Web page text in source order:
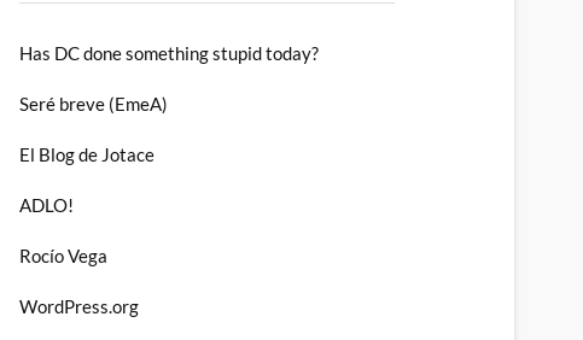
Has DC done something stupid today?
Seré breve (EmeA)
El Blog de Jotace
ADLO!
Rocío Vega
WordPress.org